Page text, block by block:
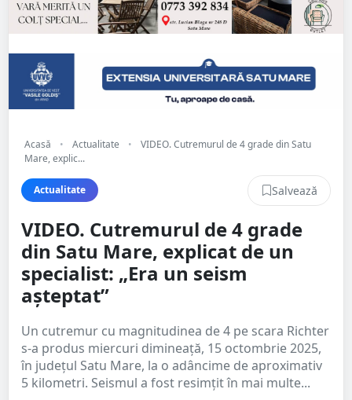
Acasă • Actualitate •
VIDEO. Cutremurul de 4 grade din Satu
Mare, explic...
Actualitate Salvează
VIDEO. Cutremurul de 4 grade
din Satu Mare, explicat de un
specialist: „Era un seism
așteptat”
Un cutremur cu magnitudinea de 4 pe scara Richter
s-a produs miercuri dimineață, 15 octombrie 2025,
în județul Satu Mare, la o adâncime de aproximativ
5 kilometri. Seismul a fost resimțit în mai multe...